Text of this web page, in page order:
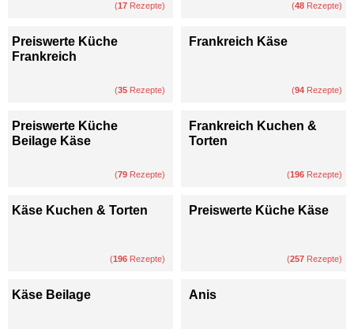
(17 Rezepte) (48 Rezepte)
Preiswerte Küche
Frankreich
(35 Rezepte)
Frankreich Käse
(94 Rezepte)
Preiswerte Küche
Beilage Käse
(79 Rezepte)
Frankreich Kuchen &
Torten
(196 Rezepte)
Käse Kuchen & Torten
(196 Rezepte)
Preiswerte Küche Käse
(257 Rezepte)
Käse Beilage Anis